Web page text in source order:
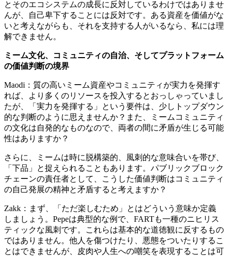
とそのエコシステムの成長に反対しているわけではありませ
んが、自己卑下することには反対です。ある資産を価値がな
いと考えながらも、それを支持する人がいるなら、私には理
解できません。
ミーム文化、コミュニティの自治、そしてプラットフォーム
の価値判断の境界
Maodi：質の高いミーム資産やコミュニティが実力を発揮す
れば、より多くのリソースを投入するとおっしゃっていまし
たが、「実力を発揮する」という要件は、少しトップダウン
的な判断のように思えませんか？また、ミームコミュニティ
の文化は自発的なものなので、両者の間に矛盾が生じる可能
性はありますか？
さらに、ミームは時に脱構築的、風刺的な意味合いを帯び、
「下品」と捉えられることもあります。パブリックブロック
チェーンの責任者として、こうした価値判断はコミュニティ
の自己発展の精神と矛盾すると考えますか？
Zakk：まず、「ただ楽しむため」とはどういう意味か定義
しましょう。Pepeは典型的な例で、FARTも一種のニヒリス
ティックな風刺です。これらは基本的な道徳観に反するもの
ではありません。他人を傷つけたり、悪態をついたりするこ
とはできませんが、皮肉や人生への嘲笑を表現することは可